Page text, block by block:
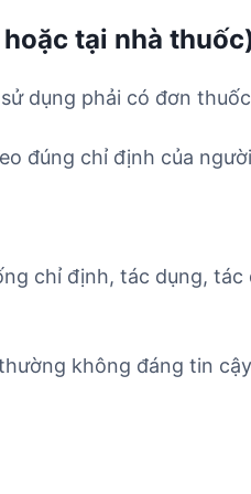
tại nhà
dụng phải có đơn
đúng chỉ định của
chỉ định, tác dụng,
không đáng tin